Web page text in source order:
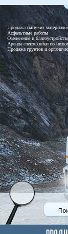
Продажа сыпучих
Асфальтные работы
Озеленение и
Аренда спецтехники по
Продажа грунтов и